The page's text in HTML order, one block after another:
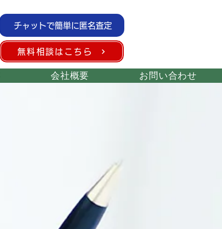
チャットで簡単に匿名査定
無料相談はこちら
会社概要 お問い合わせ